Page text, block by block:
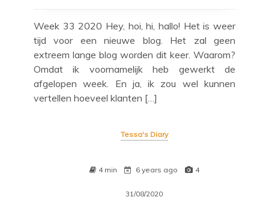
Week 33 2020 Hey, hoi, hi, hallo! Het is weer
tijd voor een nieuwe blog. Het zal geen
extreem lange blog worden dit keer. Waarom?
Omdat ik voornamelijk heb gewerkt de
afgelopen week. En ja, ik zou wel kunnen
vertellen hoeveel klanten […]
Tessa's Diary
4 min 6 years ago 4
31/08/2020